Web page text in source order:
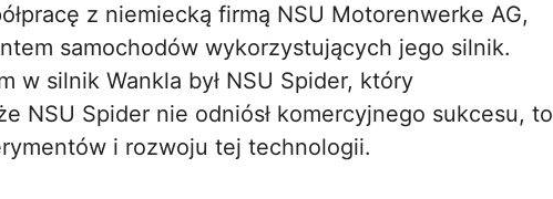
z niemiecką firmą NSU Motorenwerke AG,
samochodów wykorzystujących jego silnik.
w silnik Wankla był NSU Spider, który
NSU Spider nie odniósł komercyjnego sukcesu, to
i rozwoju tej technologii.